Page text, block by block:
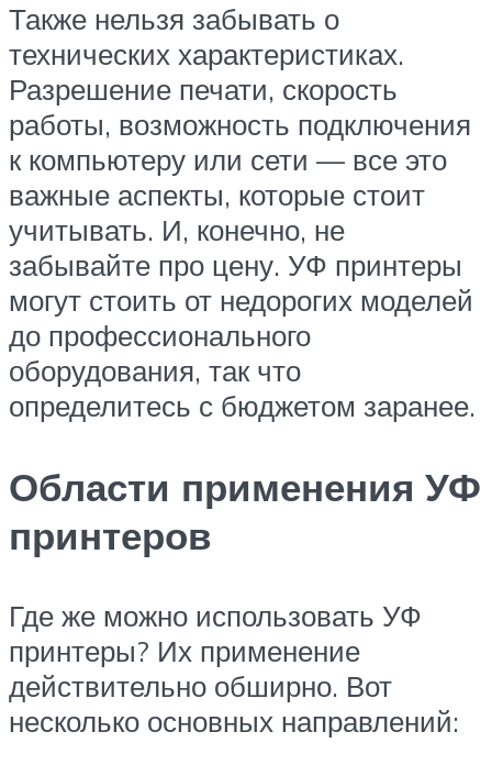
Также нельзя забывать о
технических характеристиках.
Разрешение печати, скорость
работы, возможность подключения
к компьютеру или сети — все это
важные аспекты, которые стоит
учитывать. И, конечно, не
забывайте про цену. УФ принтеры
могут стоить от недорогих моделей
до профессионального
оборудования, так что
определитесь с бюджетом заранее.
Области применения УФ
принтеров
Где же можно использовать УФ
принтеры? Их применение
действительно обширно. Вот
несколько основных направлений: